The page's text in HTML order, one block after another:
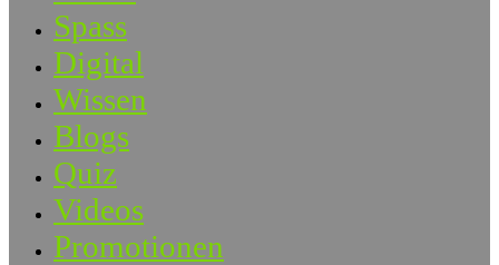
Spass
Digital
Wissen
Blogs
Quiz
Videos
Promotionen